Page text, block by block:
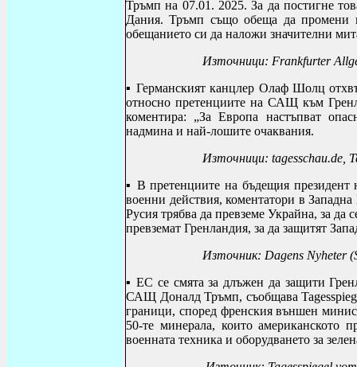
Тръмп на 07.01. 2025. За да постигне
Дания. Тръмп също обеща да промени
обещанието си да наложи значителни
Източници: Frankfurter
▪ Германският канцлер Олаф Шолц
относно претенциите на САЩ към
коментира: „За Европа настъпват
надмина и най-лошите очаквания.
Източници: tagesschau.de,
▪ В претенциите на бъдещия
военни действия, коментатори в
Русия трябва да превземе Украйна, за
превземат Гренландия, за да защитят
Източник: Dagens Nyheter
▪ЕС се смята за длъжен да защити
САЩ Доналд Тръмп, съобщава
граници, според френския външен
50-те минерала, които американското
военната техника и оборудването за